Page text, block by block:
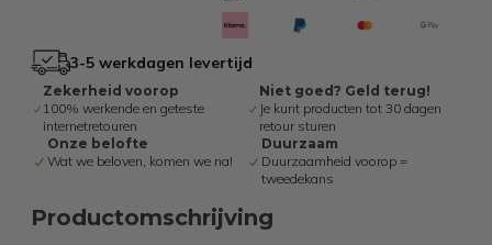
3-5 werkdagen levertijd
Zekerheid voorop
100% werkende en geteste
internetretouren
Niet goed? Geld terug!
Je kunt producten tot 30 dagen
retour sturen
Onze belofte
Wat we beloven, komen we na!
Duurzaam
Duurzaamheid voorop =
tweedekans
Productomschrijving